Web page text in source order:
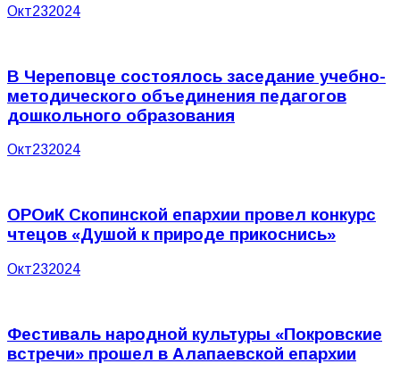
Окт232024
В Череповце состоялось заседание учебно-
методического объединения педагогов
дошкольного образования
Окт232024
ОРОиК Скопинской епархии провел конкурс
чтецов «Душой к природе прикоснись»
Окт232024
Фестиваль народной культуры «Покровские
встречи» прошел в Алапаевской епархии